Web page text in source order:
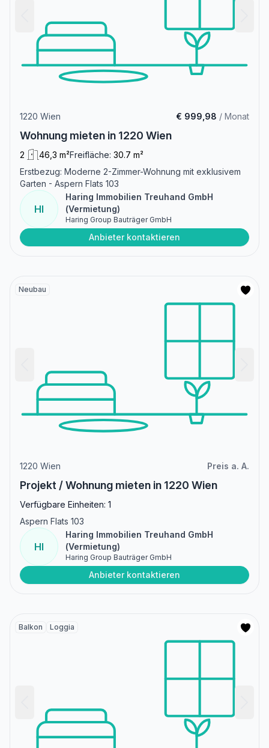
1220 Wien € 999,98 / Monat
Wohnung mieten in 1220 Wien
2 46,3 m²Freifläche: 30.7 m²
Erstbezug: Moderne 2-Zimmer-Wohnung mit exklusivem
Garten - Aspern Flats 103
HI
Haring Immobilien Treuhand GmbH
(Vermietung)
Haring Group Bauträger GmbH
Anbieter kontaktieren
Neubau
1220 Wien Preis a. A.
Projekt / Wohnung mieten in 1220 Wien
Verfügbare Einheiten: 1
Aspern Flats 103
HI
Haring Immobilien Treuhand GmbH
(Vermietung)
Haring Group Bauträger GmbH
Anbieter kontaktieren
Balkon Loggia